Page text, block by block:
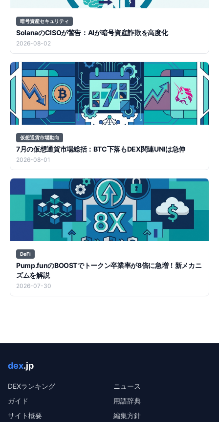
暗号資産セキュリティ
SolanaのCISOが警告：AIが暗号資産詐欺を高度化
2026-08-02
仮想通貨市場動向
7月の仮想通貨市場総括：BTC下落もDEX関連UNIは急伸
2026-08-01
DeFi
Pump.funのBOOSTでトークン卒業率が8倍に急増！新メカニ
ズムを解説
2026-07-30
dex.jp
DEXランキング
ニュース
ガイド
用語辞典
サイト概要
編集方針